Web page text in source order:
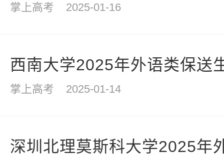
掌上高考 2025-01-16
西南大学2025年外语类保送
掌上高考 2025-01-14
深圳北理莫斯科大学2025年